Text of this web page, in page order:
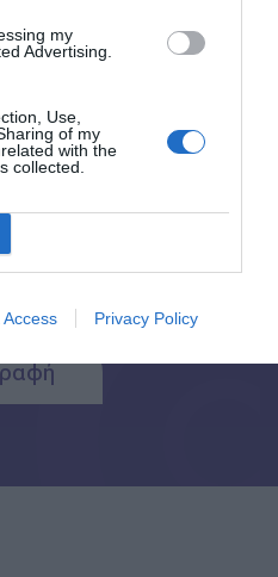
my
Advertising.
Use,
of my
with the
collected.
Access Privacy Policy
Blog Post
Newsletter